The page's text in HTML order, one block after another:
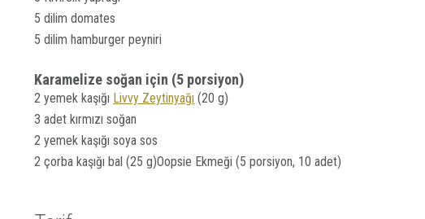
5 dilim domates
5 dilim hamburger peyniri
Karamelize soğan için (5 porsiyon)
2 yemek kaşığı Livvy Zeytinyağı (20 g)
3 adet kırmızı soğan
2 yemek kaşığı soya sos
2 çorba kaşığı bal (25 g)Oopsie Ekmeği (5 porsiyon, 10 adet)